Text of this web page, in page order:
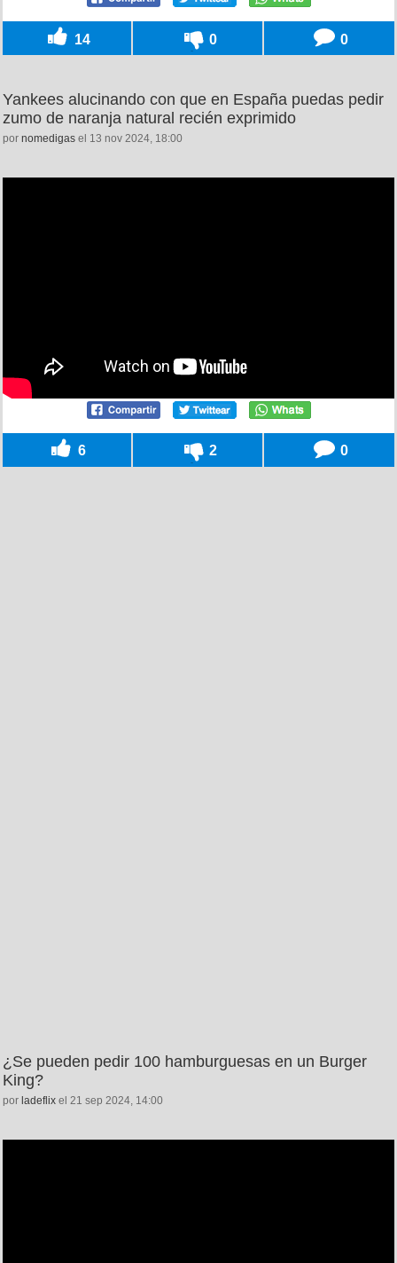
14 0 0
Yankees alucinando con que en España puedas pedir
zumo de naranja natural recién exprimido
por nomedigas el 13 nov 2024, 18:00
6 2 0
¿Se pueden pedir 100 hamburguesas en un Burger
King?
por ladeflix el 21 sep 2024, 14:00